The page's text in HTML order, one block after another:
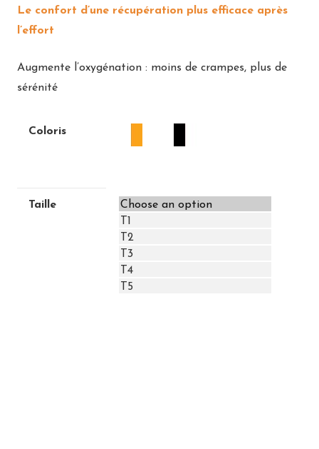
Le confort d’une récupération plus efficace après
l’effort
Augmente l’oxygénation : moins de crampes, plus de
sérénité
Coloris
Taille